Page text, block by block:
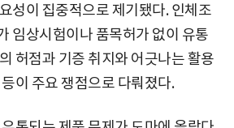
성이 집중적으로 제기됐다. 인체조
임상시험이나 품목허가 없이 유통
허점과 기증 취지와 어긋나는 활용
이 주요 쟁점으로 다뤄졌다.